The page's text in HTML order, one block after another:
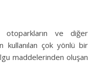
otoparkların ve diğer
kullanılan çok yönlü bir
maddelerinden oluşan